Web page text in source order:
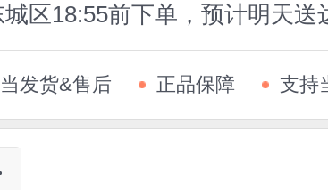
区18:55前下单，预计明天送
发货&售后 正品保障 支持